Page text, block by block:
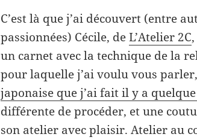
C’est là que j’ai découvert (entre
passionnées) Cécile, deL’Atelier 2C
un carnet avec la technique de la
pour laquelle j’ai voulu vous
japonaise que j’ai fait il y a
différente de procéder, et une
son atelier avec plaisir. Atelier au